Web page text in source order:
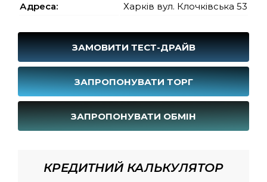
Адреса:
Харків вул. Клочківська 53
ЗАМОВИТИ ТЕСТ-ДРАЙВ
ЗАПРОПОНУВАТИ ТОРГ
ЗАПРОПОНУВАТИ ОБМІН
КРЕДИТНИЙ КАЛЬКУЛЯТОР